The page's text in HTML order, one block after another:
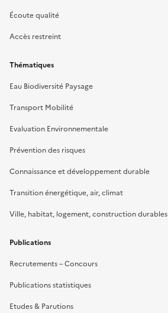
Écoute qualité
Accès restreint
Thématiques
Eau Biodiversité Paysage
Transport Mobilité
Evaluation Environnementale
Prévention des risques
Connaissance et développement durable
Transition énergétique, air, climat
Ville, habitat, logement, construction durables
Publications
Recrutements – Concours
Publications statistiques
Etudes & Parutions